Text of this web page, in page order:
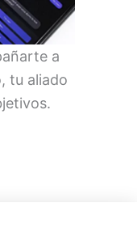
a
tu aliado